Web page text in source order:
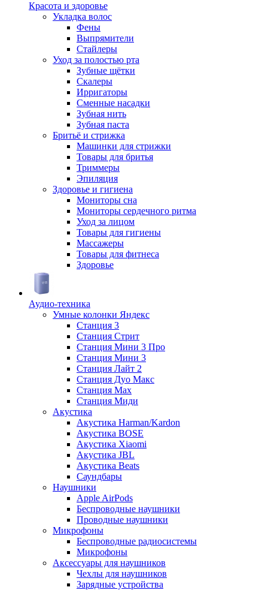
Красота и здоровье
Укладка волос
Фены
Выпрямители
Стайлеры
Уход за полостью рта
Зубные щётки
Скалеры
Ирригаторы
Сменные насадки
Зубная нить
Зубная паста
Бритьё и стрижка
Машинки для стрижки
Товары для бритья
Триммеры
Эпиляция
Здоровье и гигиена
Мониторы сна
Мониторы сердечного ритма
Уход за лицом
Товары для гигиены
Массажеры
Товары для фитнеса
Здоровье
Аудио-техника
Умные колонки Яндекс
Станция 3
Станция Стрит
Станция Мини 3 Про
Станция Мини 3
Станция Лайт 2
Станция Дуо Макс
Станция Max
Станция Миди
Акустика
Акустика Harman/Kardon
Акустика BOSE
Акустика Xiaomi
Акустика JBL
Акустика Beats
Саундбары
Наушники
Apple AirPods
Беспроводные наушники
Проводные наушники
Микрофоны
Беспроводные радиосистемы
Микрофоны
Аксессуары для наушников
Чехлы для наушников
Зарядные устройства